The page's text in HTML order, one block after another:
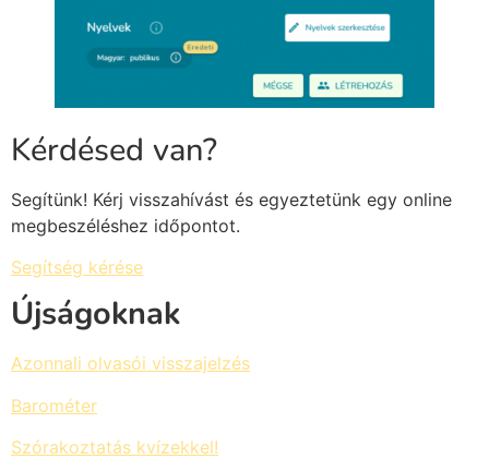
Kérdésed van?
Segítünk! Kérj visszahívást és egyeztetünk egy online
megbeszéléshez időpontot.
Segítség kérése
Újságoknak
Azonnali olvasói visszajelzés
Barométer
Szórakoztatás kvízekkel!